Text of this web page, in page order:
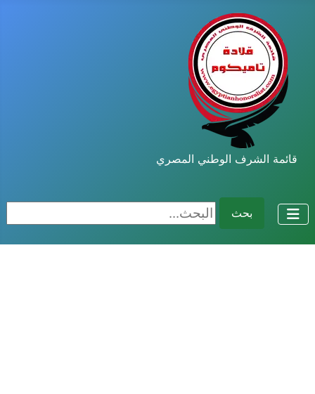
قائمة الشرف الوطني المصري
بحث البحث...